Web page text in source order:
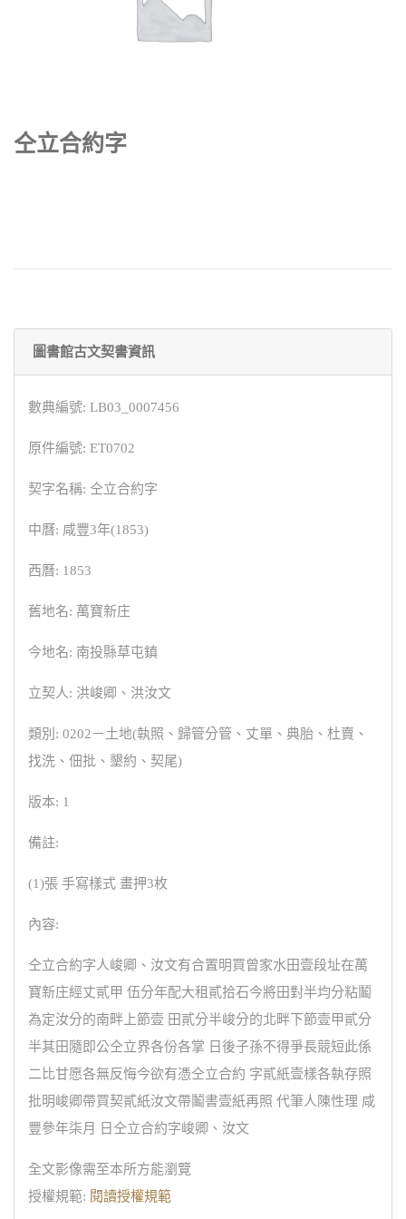
仝立合約字
圖書館古文契書資訊
數典編號: LB03_0007456
原件編號: ET0702
契字名稱: 仝立合約字
中曆: 咸豐3年(1853)
西曆: 1853
舊地名: 萬寶新庄
今地名: 南投縣草屯鎮
立契人: 洪峻卿、洪汝文
類別: 0202－土地(執照、歸管分管、丈單、典胎、杜賣、
找洗、佃批、墾約、契尾)
版本: 1
備註:
(1)張 手寫樣式 畫押3枚
內容:
仝立合約字人峻卿、汝文有合置明買曾家水田壹段址在萬
寶新庄經丈貳甲 伍分年配大租貳拾石今將田對半均分粘鬮
為定汝分的南畔上節壹 田貳分半峻分的北畔下節壹甲貳分
半其田隨即公仝立界各份各掌 日後子孫不得爭長競短此係
二比甘愿各無反悔今欲有憑仝立合約 字貳紙壹樣各執存照
批明峻卿帶買契貳紙汝文帶鬮書壹紙再照 代筆人陳性理 咸
豐參年柒月 日仝立合約字峻卿、汝文
全文影像需至本所方能瀏覽
授權規範: 閱讀授權規範